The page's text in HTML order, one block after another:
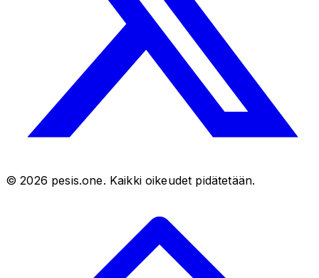
©2026 pesis.one. Kaikki oikeudet pidätetään.